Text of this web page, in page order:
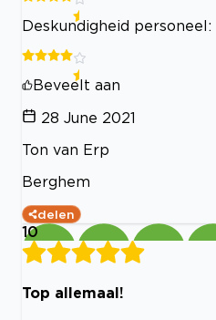
Deskundigheid personeel:
Beveelt aan
28 June 2021
Ton van Erp
Berghem
delen
10
Top allemaal!